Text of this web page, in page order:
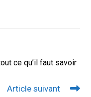
ce qu’il faut savoir
Article suivant